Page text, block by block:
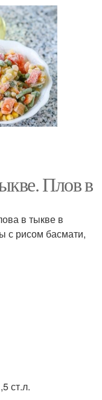
Плов в
в тыкве в
с рисом басмати,
ст.л.